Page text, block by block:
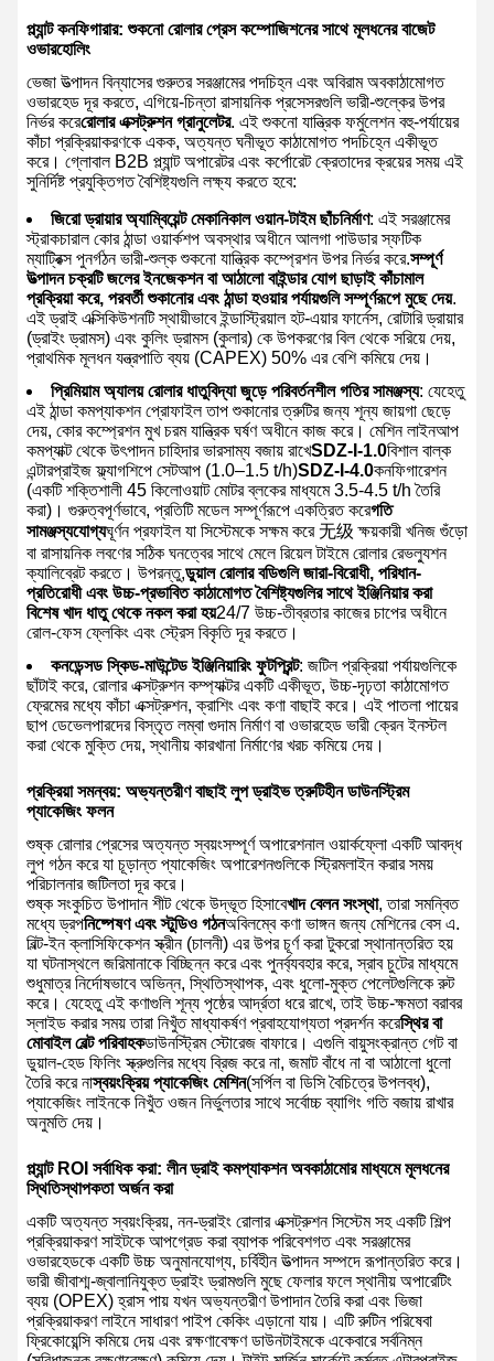
প্ল্যান্ট কনফিগারার: ​​শুকনো রোলার প্রেস কম্পোজিশনের সাথে মূলধনের বাজেট
ওভারহোলিং
ভেজা উত্পাদন বিন্যাসের গুরুতর সরঞ্জামের পদচিহ্ন এবং অবিরাম অবকাঠামোগত
ওভারহেড দূর করতে, এগিয়ে-চিন্তা রাসায়নিক প্রসেসরগুলি ভারী-শুল্কের উপর
নির্ভর করেরোলার এক্সট্রুশন গ্রানুলেটর. এই শুকনো যান্ত্রিক ফর্মুলেশন বহু-পর্যায়ের
কাঁচা প্রক্রিয়াকরণকে একক, অত্যন্ত ঘনীভূত কাঠামোগত পদচিহ্নে একীভূত
করে। গ্লোবাল B2B প্ল্যান্ট অপারেটর এবং কর্পোরেট ক্রেতাদের ক্রয়ের সময় এই
সুনির্দিষ্ট প্রযুক্তিগত বৈশিষ্ট্যগুলি লক্ষ্য করতে হবে:
জিরো ড্রায়ার অ্যাম্বিয়েন্ট মেকানিকাল ওয়ান-টাইম ছাঁচনির্মাণ: এই সরঞ্জামের
স্ট্রাকচারাল কোর ঠান্ডা ওয়ার্কশপ অবস্থার অধীনে আলগা পাউডার স্ফটিক
ম্যাট্রিক্স পুনর্গঠন ভারী-শুল্ক শুকনো যান্ত্রিক কম্প্রেশন উপর নির্ভর করে.সম্পূর্ণ
উত্পাদন চক্রটি জলের ইনজেকশন বা আঠালো বাইন্ডার যোগ ছাড়াই কাঁচামাল
প্রক্রিয়া করে, পরবর্তী শুকানোর এবং ঠান্ডা হওয়ার পর্যায়গুলি সম্পূর্ণরূপে মুছে দেয়.
এই ড্রাই এক্সিকিউশনটি স্থায়ীভাবে ইন্ডাস্ট্রিয়াল হট-এয়ার ফার্নেস, রোটারি ড্রায়ার
(ড্রাইং ড্রামস) এবং কুলিং ড্রামস (কুলার) কে উপকরণের বিল থেকে সরিয়ে দেয়,
প্রাথমিক মূলধন যন্ত্রপাতি ব্যয় (CAPEX) 50% এর বেশি কমিয়ে দেয়।
প্রিমিয়াম অ্যালয় রোলার ধাতুবিদ্যা জুড়ে পরিবর্তনশীল গতির সামঞ্জস্য: যেহেতু
এই ঠান্ডা কমপ্যাকশন প্রোফাইল তাপ শুকানোর ত্রুটির জন্য শূন্য জায়গা ছেড়ে
দেয়, কোর কম্প্রেশন মুখ চরম যান্ত্রিক ঘর্ষণ অধীনে কাজ করে। মেশিন লাইনআপ
কমপ্যাক্ট থেকে উৎপাদন চাহিদার ভারসাম্য বজায় রাখেSDZ-I-1.0বিশাল বাল্ক
এন্টারপ্রাইজ ফ্ল্যাগশিপে সেটআপ (1.0–1.5 t/h)SDZ-I-4.0কনফিগারেশন
(একটি শক্তিশালী 45 কিলোওয়াট মোটর ব্লকের মাধ্যমে 3.5-4.5 t/h তৈরি
করা)। গুরুত্বপূর্ণভাবে, প্রতিটি মডেল সম্পূর্ণরূপে একত্রিত করেগতি
সামঞ্জস্যযোগ্যঘূর্ণন প্রফাইল যা সিস্টেমকে সক্ষম করে 无级 ক্ষয়কারী খনিজ গুঁড়ো
বা রাসায়নিক লবণের সঠিক ঘনত্বের সাথে মেলে রিয়েল টাইমে রোলার রেভল্যুশন
ক্যালিব্রেট করতে। উপরন্তু,ডুয়াল রোলার বডিগুলি জারা-বিরোধী, পরিধান-
প্রতিরোধী এবং উচ্চ-প্রভাবিত কাঠামোগত বৈশিষ্ট্যগুলির সাথে ইঞ্জিনিয়ার করা
বিশেষ খাদ ধাতু থেকে নকল করা হয়24/7 উচ্চ-তীব্রতার কাজের চাপের অধীনে
রোল-ফেস ফ্লেকিং এবং স্ট্রেস বিকৃতি দূর করতে।
কনডেন্সড স্কিড-মাউন্টেড ইঞ্জিনিয়ারিং ফুটপ্রিন্ট: জটিল প্রক্রিয়া পর্যায়গুলিকে
ছাঁটাই করে, রোলার এক্সট্রুশন কম্প্যাক্টর একটি একীভূত, উচ্চ-দৃঢ়তা কাঠামোগত
ফ্রেমের মধ্যে কাঁচা এক্সট্রুশন, ক্রাশিং এবং কণা বাছাই করে। এই পাতলা পায়ের
ছাপ ডেভেলপারদের বিস্তৃত লম্বা গুদাম নির্মাণ বা ওভারহেড ভারী ক্রেন ইনস্টল
করা থেকে মুক্তি দেয়, স্থানীয় কারখানা নির্মাণের খরচ কমিয়ে দেয়।
প্রক্রিয়া সমন্বয়: অভ্যন্তরীণ বাছাই লুপ ড্রাইভ ত্রুটিহীন ডাউনস্ট্রিম
প্যাকেজিং ফলন
শুষ্ক রোলার প্রেসের অত্যন্ত স্বয়ংসম্পূর্ণ অপারেশনাল ওয়ার্কফ্লো একটি আবদ্ধ
লুপ গঠন করে যা চূড়ান্ত প্যাকেজিং অপারেশনগুলিকে স্ট্রিমলাইন করার সময়
পরিচালনার জটিলতা দূর করে।
শুষ্ক সংকুচিত উপাদান শীট থেকে উদ্ভূত হিসাবেখাদ বেলন সংস্থা, তারা সমন্বিত
মধ্যে ড্রপনিষ্পেষণ এবং স্টুডিও গঠনঅবিলম্বে কণা ভাঙ্গন জন্য মেশিনের বেস এ.
বিল্ট-ইন ক্লাসিফিকেশন স্ক্রীন (চালনী) এর উপর চূর্ণ করা টুকরো স্থানান্তরিত হয়
যা ঘটনাস্থলে জরিমানাকে বিচ্ছিন্ন করে এবং পুনর্ব্যবহার করে, স্রাব চুটের মাধ্যমে
শুধুমাত্র নির্দোষভাবে অভিন্ন, স্থিতিস্থাপক, এবং ধুলো-মুক্ত পেলেটগুলিকে রুট
করে। যেহেতু এই কণাগুলি শূন্য পৃষ্ঠের আর্দ্রতা ধরে রাখে, তাই উচ্চ-ক্ষমতা বরাবর
স্লাইড করার সময় তারা নিখুঁত মাধ্যাকর্ষণ প্রবাহযোগ্যতা প্রদর্শন করেস্থির বা
মোবাইল বেল্ট পরিবাহকডাউনস্ট্রিম স্টোরেজ বাফারে। এগুলি বায়ুসংক্রান্ত গেট বা
ডুয়াল-হেড ফিলিং স্ক্রুগুলির মধ্যে ব্রিজ করে না, জমাট বাঁধে না বা আঠালো ধুলো
তৈরি করে নাস্বয়ংক্রিয় প্যাকেজিং মেশিন(সর্পিল বা ডিসি বৈচিত্রে উপলব্ধ),
প্যাকেজিং লাইনকে নিখুঁত ওজন নির্ভুলতার সাথে সর্বোচ্চ ব্যাগিং গতি বজায় রাখার
অনুমতি দেয়।
প্ল্যান্ট ROI সর্বাধিক করা: লীন ড্রাই কমপ্যাকশন অবকাঠামোর মাধ্যমে মূলধনের
স্থিতিস্থাপকতা অর্জন করা
একটি অত্যন্ত স্বয়ংক্রিয়, নন-ড্রাইং রোলার এক্সট্রুশন সিস্টেম সহ একটি শিল্প
প্রক্রিয়াকরণ সাইটকে আপগ্রেড করা ব্যাপক পরিবেশগত এবং সরঞ্জামের
ওভারহেডকে একটি উচ্চ অনুমানযোগ্য, চর্বিহীন উত্পাদন সম্পদে রূপান্তরিত করে।
ভারী জীবাশ্ম-জ্বালানিযুক্ত ড্রাইং ড্রামগুলি মুছে ফেলার ফলে স্থানীয় অপারেটিং
ব্যয় (OPEX) হ্রাস পায় যখন অভ্যন্তরীণ উপাদান তৈরি করা এবং ভিজা
প্রক্রিয়াকরণ লাইনে সাধারণ পাইপ কেকিং এড়ানো যায়। এটি রুটিন পরিষেবা
ফ্রিকোয়েন্সি কমিয়ে দেয় এবং রক্ষণাবেক্ষণ ডাউনটাইমকে একেবারে সর্বনিম্ন